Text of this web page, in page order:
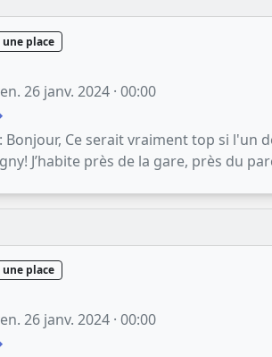
une place
26 janv. 2024 · 00:00
Bonjour, Ce serait vraiment top si l'un
J’habite près de la gare, près du
une place
26 janv. 2024 · 00:00